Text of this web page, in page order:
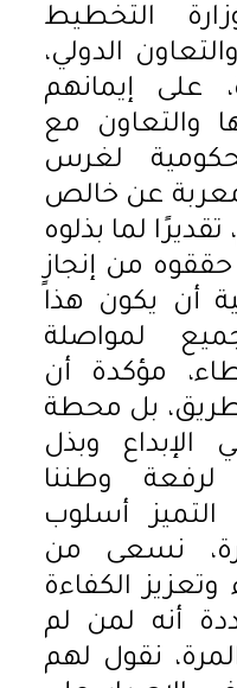
التخطيط
الدولي،
على إيمانهم
والتعاون مع
لغرس
معربة عن خالص
تقديرًا لما بذلوه
من إنجازٍ
أن يكون هذا
لمواصلة
مؤكدة أن
بل محطة
الإبداع وبذل
وطننا
أسلوب
نسعى من
وتعزيز الكفاءة
أنه لمن لم
نقول لهم